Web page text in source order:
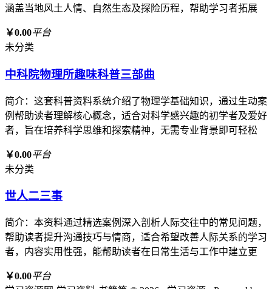
涵盖当地风土人情、自然生态及探险历程，帮助学习者拓展
￥0.00平台
未分类
中科院物理所趣味科普三部曲
简介：这套科普资料系统介绍了物理学基础知识，通过生动案
例帮助读者理解核心概念，适合对科学感兴趣的初学者及爱好
者，旨在培养科学思维和探索精神，无需专业背景即可轻松
￥0.00平台
未分类
世人二三事
简介：本资料通过精选案例深入剖析人际交往中的常见问题，
帮助读者提升沟通技巧与情商，适合希望改善人际关系的学习
者，内容实用性强，能帮助读者在日常生活与工作中建立更
￥0.00平台